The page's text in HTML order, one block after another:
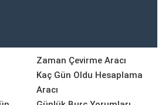
Zaman Çevirme Aracı
Kaç Gün Oldu Hesaplama
Aracı